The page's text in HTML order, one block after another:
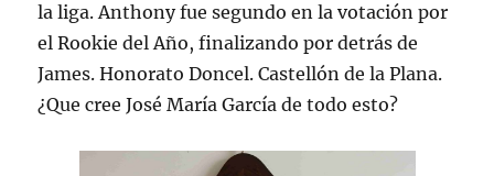
la liga. Anthony fue segundo en la votación por
el Rookie del Año, finalizando por detrás de
James. Honorato Doncel. Castellón de la Plana.
¿Que cree José María García de todo esto?